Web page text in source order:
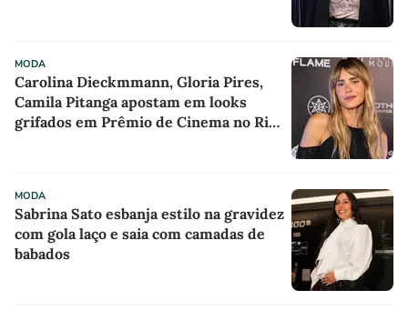
MODA
Carolina Dieckmmann, Gloria Pires,
Camila Pitanga apostam em looks
grifados em Prêmio de Cinema no Rio
MODA
Sabrina Sato esbanja estilo na gravidez
com gola laço e saia com camadas de
babados